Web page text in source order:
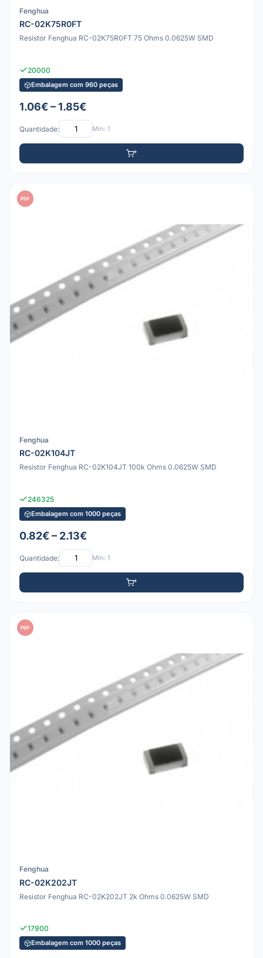
Fenghua
RC-02K75R0FT
Resistor Fenghua RC-02K75R0FT 75 Ohms 0.0625W SMD
20000
Embalagem com 960 peças
1.06€ – 1.85€
Quantidade: Mín: 1
PDF
Fenghua
RC-02K104JT
Resistor Fenghua RC-02K104JT 100k Ohms 0.0625W SMD
246325
Embalagem com 1000 peças
0.82€ – 2.13€
Quantidade: Mín: 1
PDF
Fenghua
RC-02K202JT
Resistor Fenghua RC-02K202JT 2k Ohms 0.0625W SMD
17900
Embalagem com 1000 peças